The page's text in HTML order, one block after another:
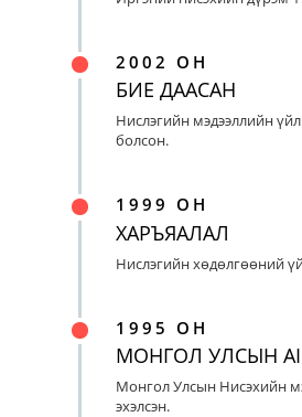
2002 ОН
БИЕ ДААСАН
Нислэгийн мэдээллийн
болсон.
1999 ОН
ХАРЪЯАЛАЛ
Нислэгийн хөдөлгөөний
1995 ОН
МОНГОЛ УЛСЫН
Монгол Улсын Нисэхийн
эхэлсэн.